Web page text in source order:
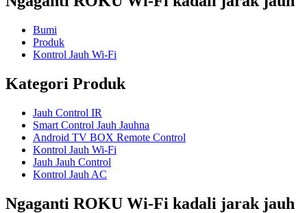
Bumi
Produk
Kontrol Jauh Wi-Fi
Kategori Produk
Jauh Control IR
Smart Control Jauh Jauhna
Android TV BOX Remote Control
Kontrol Jauh Wi-Fi
Jauh Jauh Control
Kontrol Jauh AC
Ngaganti ROKU Wi-Fi kadali jarak jauh